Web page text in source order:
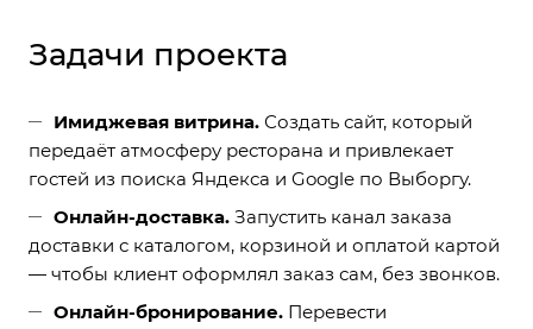
Задачи проекта
Имиджевая витрина. Создать сайт, который
передаёт атмосферу ресторана и привлекает
гостей из поиска Яндекса и Google по Выборгу.
Онлайн-доставка. Запустить канал заказа
доставки с каталогом, корзиной и оплатой картой
— чтобы клиент оформлял заказ сам, без звонков.
Онлайн-бронирование. Перевести